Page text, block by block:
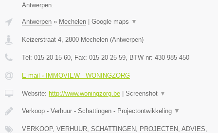
Antwerpen.
Antwerpen » Mechelen Google maps ▼
Keizerstraat 4, 2800 Mechelen (Antwerpen)
Tel: 015 20 15 60, Fax: 015 20 25 59, BTW-nr: 430 985 450
E-mail › IMMOVIEW - WONINGZORG
Website: http://www.woningzorg.be Screenshot ▼
Verkoop - Verhuur - Schattingen - Projectontwikkeling ▼
VERKOOP, VERHUUR, SCHATTINGEN, PROJECTEN, ADVIES,